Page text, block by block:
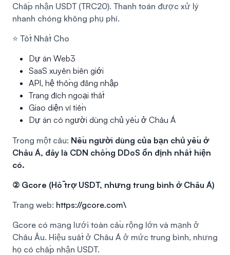
Chấp nhận USDT (TRC20). Thanh toán được xử lý
nhanh chóng không phụ phí.
⭐ Tốt Nhất Cho
Dự án Web3
SaaS xuyên biên giới
API, hệ thống đăng nhập
Trang đích ngoại thất
Giao diện ví tiền
Dự án có người dùng chủ yếu ở Châu Á
Trong một câu: Nếu người dùng của bạn chủ yếu ở
Châu Á, đây là CDN chống DDoS ổn định nhất hiện
có.
② Gcore (Hỗ trợ USDT, nhưng trung bình ở Châu Á)
Trang web: https://gcore.com\
Gcore có mạng lưới toàn cầu rộng lớn và mạnh ở
Châu Âu. Hiệu suất ở Châu Á ở mức trung bình, nhưng
họ có chấp nhận USDT.